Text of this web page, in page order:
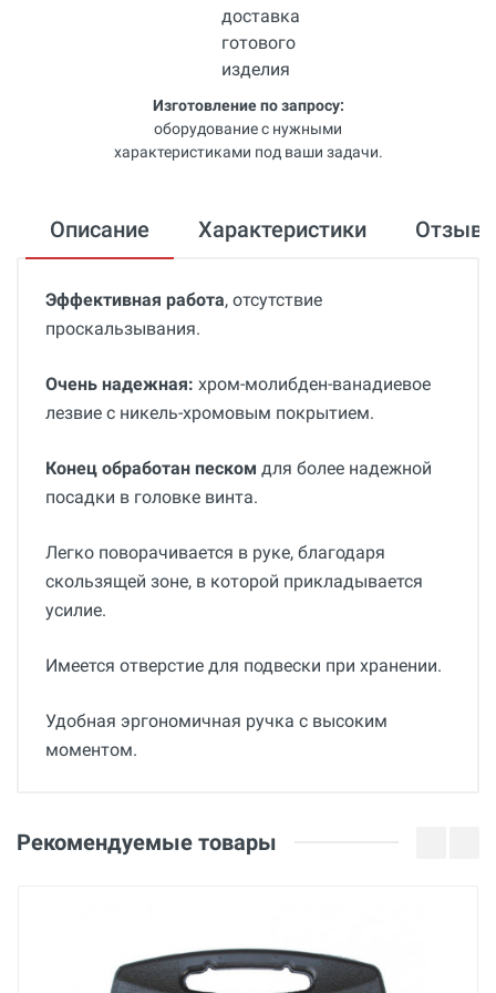
Изготовление по запросу:
оборудование с нужными
характеристиками под ваши задачи.
Описание Характеристики
Эффективная работа, отсутствие
проскальзывания.
Очень надежная: хром-молибден-ванадиевое
лезвие с никель-хромовым покрытием.
Конец обработан песком для более надежной
посадки в головке винта.
Легко поворачивается в руке, благодаря
скользящей зоне, в которой прикладывается
усилие.
Имеется отверстие для подвески при хранении.
Удобная эргономичная ручка с высоким
моментом.
0.73 кг
Оценка
Рекомендуемые товары